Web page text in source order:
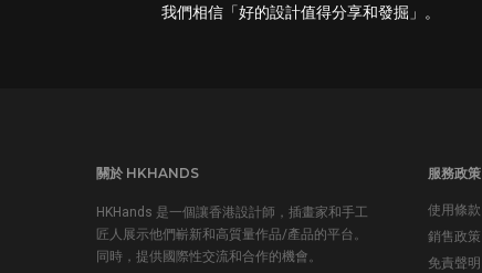
我們相信「好的設計值得分享和發掘」。
關於 HKHANDS
HKHands 是一個讓香港設計師，插畫家和手工
匠人展示他們嶄新和高質量作品/產品的平台。
同時，提供國際性交流和合作的機會。
服務政策
使用條款
銷售政策
免責聲明